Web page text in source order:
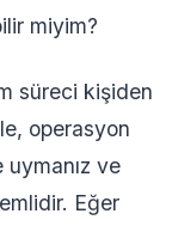
miyim?
süreci kişiden
operasyon
ve
Eğer